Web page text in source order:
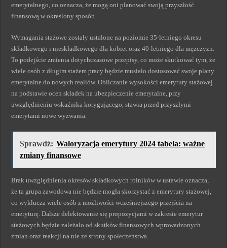
emerytalnego, co oznacza, że mogą oni planować swoją przyszłość
finansową w określony sposób.
Wymagania stażowe zostały ustalone na poziomie 35-letniego okresu
składkowego i nieskładkowego dla kobiet oraz 40-letniego dla mężczyzn.
To podejście zmienia dotychczasowe przepisy, co może skutkować tym, że
wiele osób z długim stażem pracy będzie musiało dostosować swoje plany
emerytalne do nowych realiów. Obliczanie wysokości emerytury stażowej
na podstawie ocen składek na ubezpieczenie emerytalne, przy
uwzględnieniu wskaźnika korygującego, stawia przed przyszłymi
emerytami nowe wyzwania.
Sprawdź: Waloryzacja emerytury 2024 tabela: ważne
zmiany finansowe
Brak uwzględnienia okresów składkowych rolników w ustawie oznacza,
że ta grupa zawodowa nie będzie mogła skorzystać z emerytury stażowej,
co wyklucza wiele osób z możliwości wcześniejszego przejścia na
emeryturę. Dalsze delektowanie się propozycjami w zakresie emerytur
stażowych będzie zależało od skutków finansowych wprowadzonych
zmian oraz reakcji na nie ze strony społeczeństwa.